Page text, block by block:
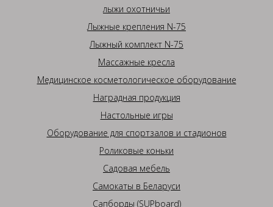
лыжи охотничьи
Лыжные крепления N-75
Лыжный комплект N-75
Массажные кресла
Медицинское косметологическое оборудование
Наградная продукция
Настольные игры
Оборудование для спортзалов и стадионов
Роликовые коньки
Садовая мебель
Самокаты в Беларуси
Сапборды (SUPboard)